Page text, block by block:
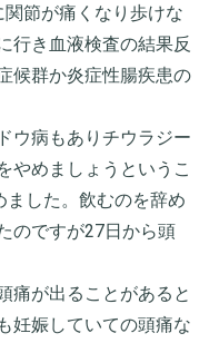
節が痛くなり歩けな
行き血液検査の結果反
候群か炎症性腸疾患の
ウ病もありチウラジー
やめましょうというこ
ました。飲むのを辞め
のですが27日から頭
痛が出ることがあると
妊娠していての頭痛な